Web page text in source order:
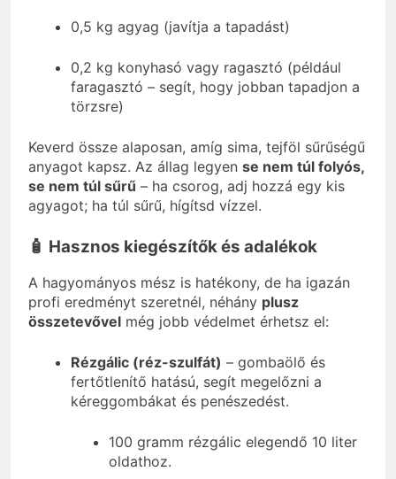
0,5 kg agyag (javítja a tapadást)
0,2 kg konyhasó vagy ragasztó (például
faragasztó – segít, hogy jobban tapadjon a
törzsre)
Keverd össze alaposan, amíg sima, tejföl sűrűségű
anyagot kapsz. Az állag legyen se nem túl folyós,
se nem túl sűrű – ha csorog, adj hozzá egy kis
agyagot; ha túl sűrű, hígítsd vízzel.
🧴 Hasznos kiegészítők és adalékok
A hagyományos mész is hatékony, de ha igazán
profi eredményt szeretnél, néhány plusz
összetevővel még jobb védelmet érhetsz el:
Rézgálic (réz-szulfát) – gombaölő és
fertőtlenítő hatású, segít megelőzni a
kéreggombákat és penészedést.
100 gramm rézgálic elegendő 10 liter
oldathoz.